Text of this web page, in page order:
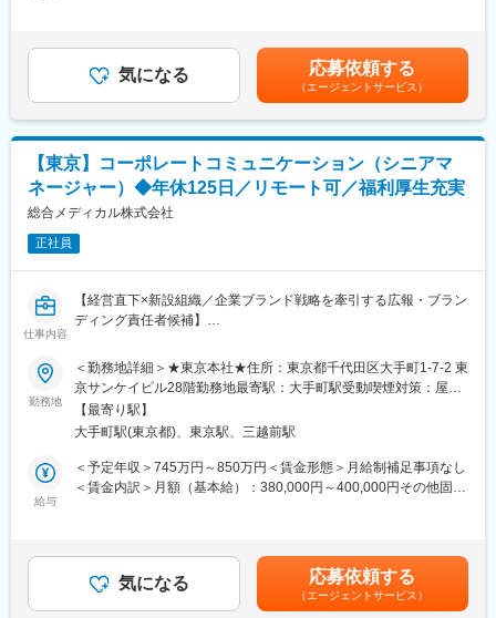
【就業環境】
■リモート：月8回までリモート勤務可能
■年休126日／完全週休二日制（土日祝休み）、時差出勤可
■有給休暇も取得しやすい環境です（入社と同時に付与、半日・時
間単位での取得可）
■【健康経営優良法人】【プラチナくるみんマーク】【えるぼしマ
ーク】を取得しており、住宅補助・地域手当・家族手当等、福利
厚生も充実しています。
準化（シェアードサービス）推進
主たる業務：グループ連結決算・IFRS、グループ通算税制、グル
ープ会社経理業務の標準化（シェア-ドサービス）
・福岡 12人 マネジメント職2、総合職6、OS職４
主たる業務：総合メディカル株式会社単体決算、売掛・買掛管
理、支払い・資金管理、経理全般のオペレーション
※平均年齢42歳
【ポジション魅力】
一定の裁量を持ちながらこれまでの経験を活かしていただけるポ
ジションです。また、希望や適性によって経営戦略などより会社
【就業環境】
・フレックスタイム制導入
・リモート：月8回までリモート勤務可能
・有給休暇も取得しやすい環境です（入社と同時に付与、半日・
時間単位での取得可）
【当社について】
・病院に対する経営コンサルティングを事業の柱としています。
度実績4.4ヵ月昇給年1回（4月）※残業手当は1分単位で支給しま
す賃金はあくまでも目安の金額であり、選考を通じて上下する可
能性があります。月給(月額)は固定手当を含めた表記です。
気になる 応募依頼する
（エージェントサービス）
【東京】コーポレートコミュニケーション（シニアマ
ネージャー）◆年休125日／リモート可／福利厚生充実
総合メディカル株式会社
正社員
仕事内容
【経営直下×新設組織／企業ブランド戦略を牽引する広報・ブラン
ディング責任者候補】
設部門の中核ポジションです。経営層と直接連携しながら、企業
ストーリーの構築やメディアリレーション、SNSを活用した広報
戦略の立案・実行を担当。プレイヤーとして実務を担いながら、
メンバー育成や組織づくりにも携わり、企業価値向上をリードし
ていただきます。
【具体的な業務】
・経営層の考えやメッセージの言語化および発信支援
・医療・ヘルスケア領域における社会課題への取り組みを社外へ
勤務地
＜勤務地詳細＞★東京本社★住所：東京都千代田区大手町1-7-2 東
京サンケイビル28階勤務地最寄駅：大手町駅受動喫煙対策：屋内
全面禁煙変更の範囲：会社の定める事業所（リモートワーク含
む）
【最寄り駅】
大手町駅(東京都)、東京駅、三越前駅
給与
＜予定年収＞745万円～850万円＜賃金形態＞月給制補足事項なし
＜賃金内訳＞月額（基本給）：380,000円～400,000円その他固定
度実績4.4ヵ月昇給年1回（4月）賃金はあくまでも目安の金額であ
り、選考を通じて上下する可能性があります。月給(月額)は固定手
当を含めた表記です。
気になる 応募依頼する
（エージェントサービス）